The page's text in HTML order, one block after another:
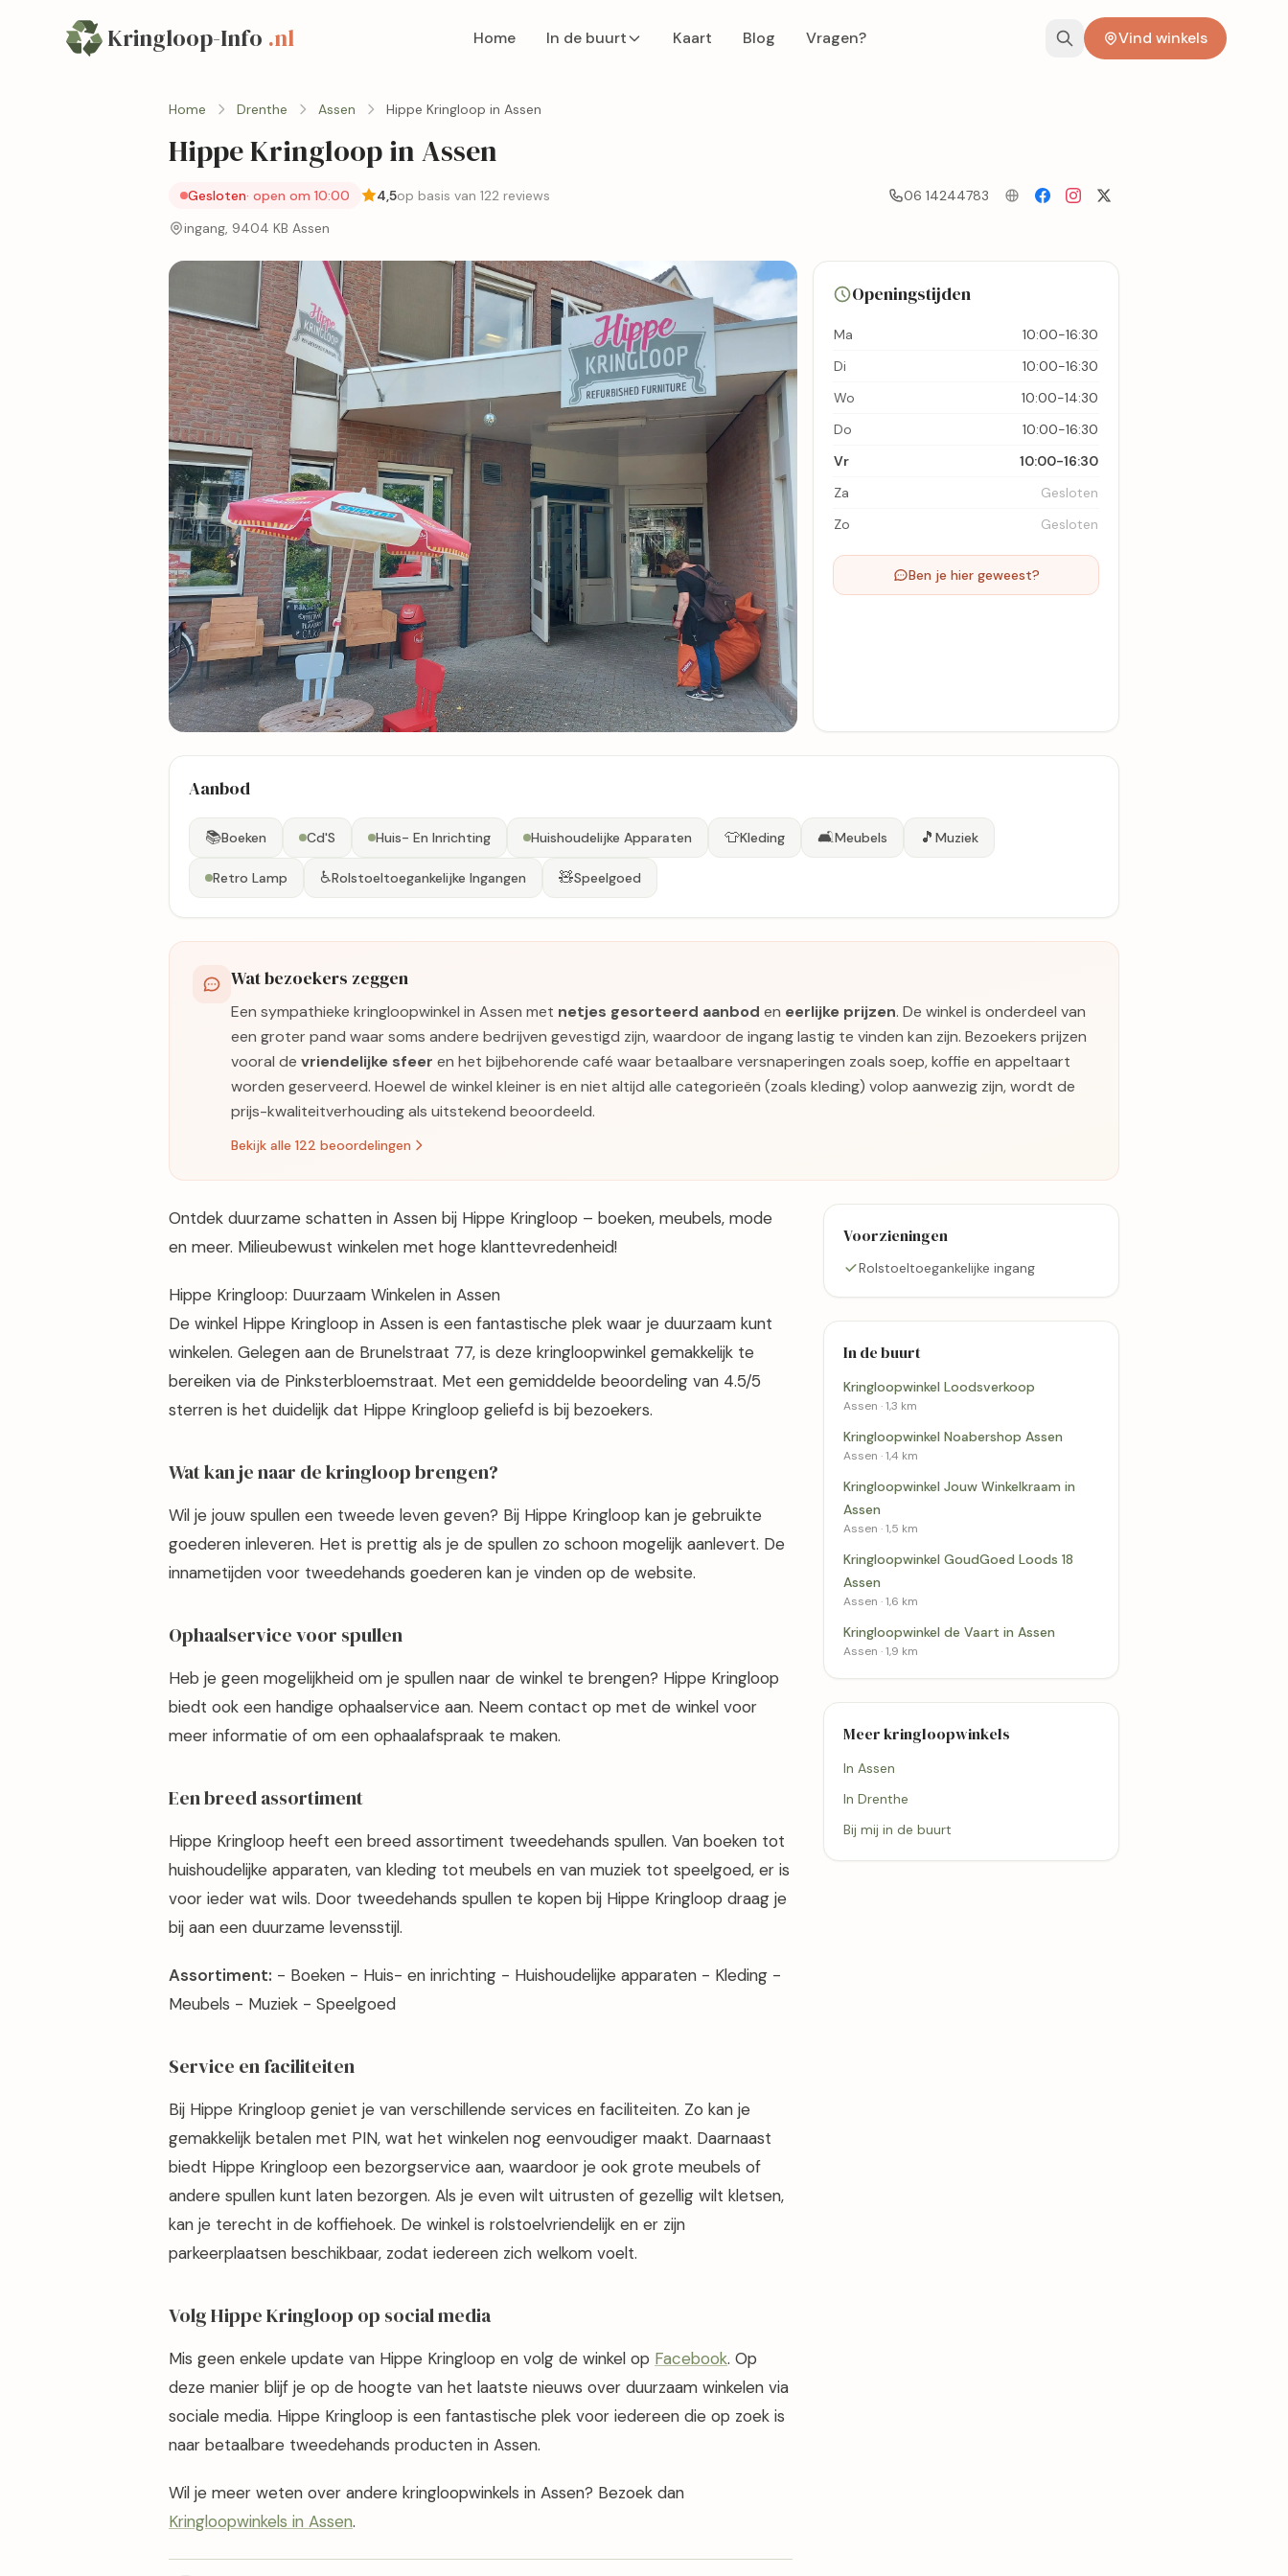
Kringloop-Info .nl Home In de buurt Kaart Blog Vragen? Vind winkels
Home Drenthe Assen Hippe Kringloop in Assen
Hippe Kringloop in Assen
Gesloten· open om 10:00 4,5op basis van 122 reviews
06 14244783
ingang, 9404 KB Assen
Bekijk kaart
Openingstijden
Ma
10:00-16:30
Di
10:00-16:30
Wo
10:00-14:30
Do
10:00-16:30
Vr
10:00-16:30
Za
Gesloten
Zo
Gesloten
Ben je hier geweest?
Aanbod
📚Boeken Cd'S Huis- En Inrichting Huishoudelijke Apparaten 👕Kleding 🛋️Meubels 🎵 Muziek
Retro Lamp ♿Rolstoeltoegankelijke Ingangen 🧸Speelgoed
Wat bezoekers zeggen
Een sympathieke kringloopwinkel in Assen met netjes gesorteerd aanbod en eerlijke prijzen. De winkel is onderdeel van
een groter pand waar soms andere bedrijven gevestigd zijn, waardoor de ingang lastig te vinden kan zijn. Bezoekers prijzen
vooral de vriendelijke sfeer en het bijbehorende café waar betaalbare versnaperingen zoals soep, koffie en appeltaart
worden geserveerd. Hoewel de winkel kleiner is en niet altijd alle categorieën (zoals kleding) volop aanwezig zijn, wordt de
prijs-kwaliteitverhouding als uitstekend beoordeeld.
Bekijk alle 122 beoordelingen
Ontdek duurzame schatten in Assen bij Hippe Kringloop – boeken, meubels, mode
en meer. Milieubewust winkelen met hoge klanttevredenheid!
Hippe Kringloop: Duurzaam Winkelen in Assen
De winkel Hippe Kringloop in Assen is een fantastische plek waar je duurzaam kunt
winkelen. Gelegen aan de Brunelstraat 77, is deze kringloopwinkel gemakkelijk te
bereiken via de Pinksterbloemstraat. Met een gemiddelde beoordeling van 4.5/5
sterren is het duidelijk dat Hippe Kringloop geliefd is bij bezoekers.
Wat kan je naar de kringloop brengen?
Wil je jouw spullen een tweede leven geven? Bij Hippe Kringloop kan je gebruikte
goederen inleveren. Het is prettig als je de spullen zo schoon mogelijk aanlevert. De
innametijden voor tweedehands goederen kan je vinden op de website.
Ophaalservice voor spullen
Heb je geen mogelijkheid om je spullen naar de winkel te brengen? Hippe Kringloop
biedt ook een handige ophaalservice aan. Neem contact op met de winkel voor
meer informatie of om een ophaalafspraak te maken.
Een breed assortiment
Hippe Kringloop heeft een breed assortiment tweedehands spullen. Van boeken tot
huishoudelijke apparaten, van kleding tot meubels en van muziek tot speelgoed, er is
voor ieder wat wils. Door tweedehands spullen te kopen bij Hippe Kringloop draag je
bij aan een duurzame levensstijl.
Assortiment: - Boeken - Huis- en inrichting - Huishoudelijke apparaten - Kleding -
Meubels - Muziek - Speelgoed
Service en faciliteiten
Bij Hippe Kringloop geniet je van verschillende services en faciliteiten. Zo kan je
gemakkelijk betalen met PIN, wat het winkelen nog eenvoudiger maakt. Daarnaast
biedt Hippe Kringloop een bezorgservice aan, waardoor je ook grote meubels of
andere spullen kunt laten bezorgen. Als je even wilt uitrusten of gezellig wilt kletsen,
kan je terecht in de koffiehoek. De winkel is rolstoelvriendelijk en er zijn
parkeerplaatsen beschikbaar, zodat iedereen zich welkom voelt.
Volg Hippe Kringloop op social media
Mis geen enkele update van Hippe Kringloop en volg de winkel op Facebook. Op
deze manier blijf je op de hoogte van het laatste nieuws over duurzaam winkelen via
sociale media. Hippe Kringloop is een fantastische plek voor iedereen die op zoek is
naar betaalbare tweedehands producten in Assen.
Wil je meer weten over andere kringloopwinkels in Assen? Bezoek dan
Kringloopwinkels in Assen.
Voorzieningen
Rolstoeltoegankelijke ingang
In de buurt
Kringloopwinkel Loodsverkoop
Assen · 1,3 km
Kringloopwinkel Noabershop Assen
Assen · 1,4 km
Kringloopwinkel Jouw Winkelkraam in
Assen
Assen · 1,5 km
Kringloopwinkel GoudGoed Loods 18
Assen
Assen · 1,6 km
Kringloopwinkel de Vaart in Assen
Assen · 1,9 km
Meer kringloopwinkels
In Assen
In Drenthe
Bij mij in de buurt